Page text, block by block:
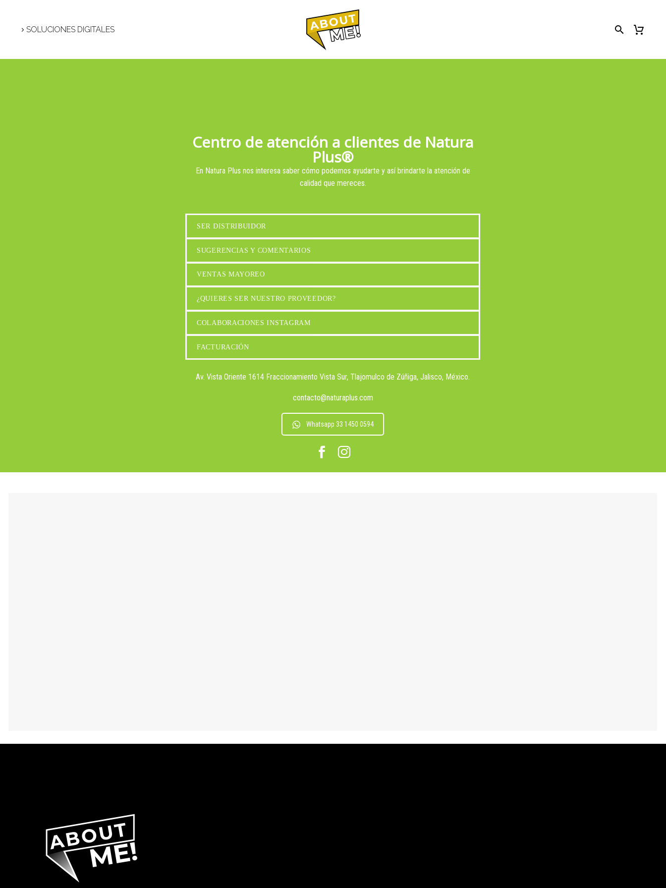
SOLUCIONES DIGITALES
Centro de atención a clientes de Natura
Plus®
En Natura Plus nos interesa saber cómo podemos ayudarte y así brindarte la atención de
calidad que mereces.
SER DISTRIBUIDOR
SUGERENCIAS Y COMENTARIOS
VENTAS MAYOREO
¿QUIERES SER NUESTRO PROVEEDOR?
COLABORACIONES INSTAGRAM
FACTURACIÓN
Av. Vista Oriente 1614 Fraccionamiento Vista Sur, Tlajomulco de Zúñiga, Jalisco, México.
contacto@naturaplus.com
Whatsapp 33 1450 0594